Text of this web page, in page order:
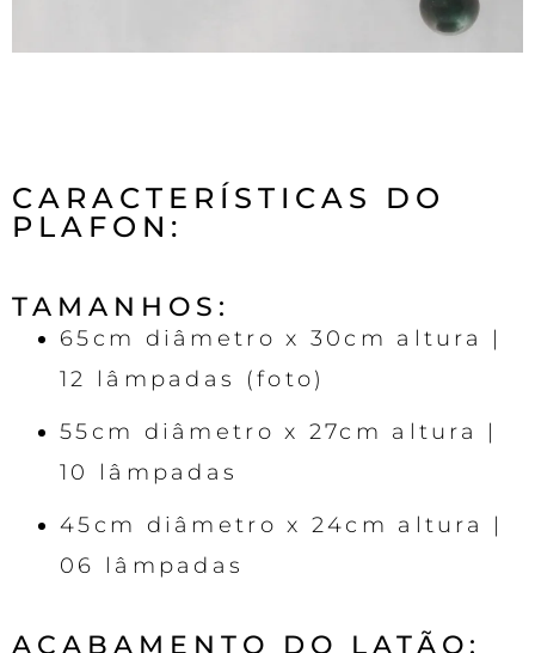
CARACTERÍSTICAS DO
PLAFON:
TAMANHOS:
65cm diâmetro x 30cm altura |
12 lâmpadas (foto)
55cm diâmetro x 27cm altura |
10 lâmpadas
45cm diâmetro x 24cm altura |
06 lâmpadas
ACABAMENTO DO LATÃO: